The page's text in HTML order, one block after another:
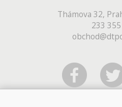
Thámova 32,
233